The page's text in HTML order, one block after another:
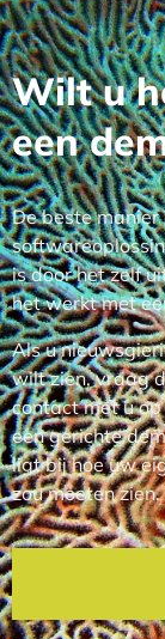
Wilt u
een
De beste
is door het zelf
het werkt met
Als u
wilt zien, vraag
contact met u
een gerichte
ligt bij hoe uw
zou moeten zien.